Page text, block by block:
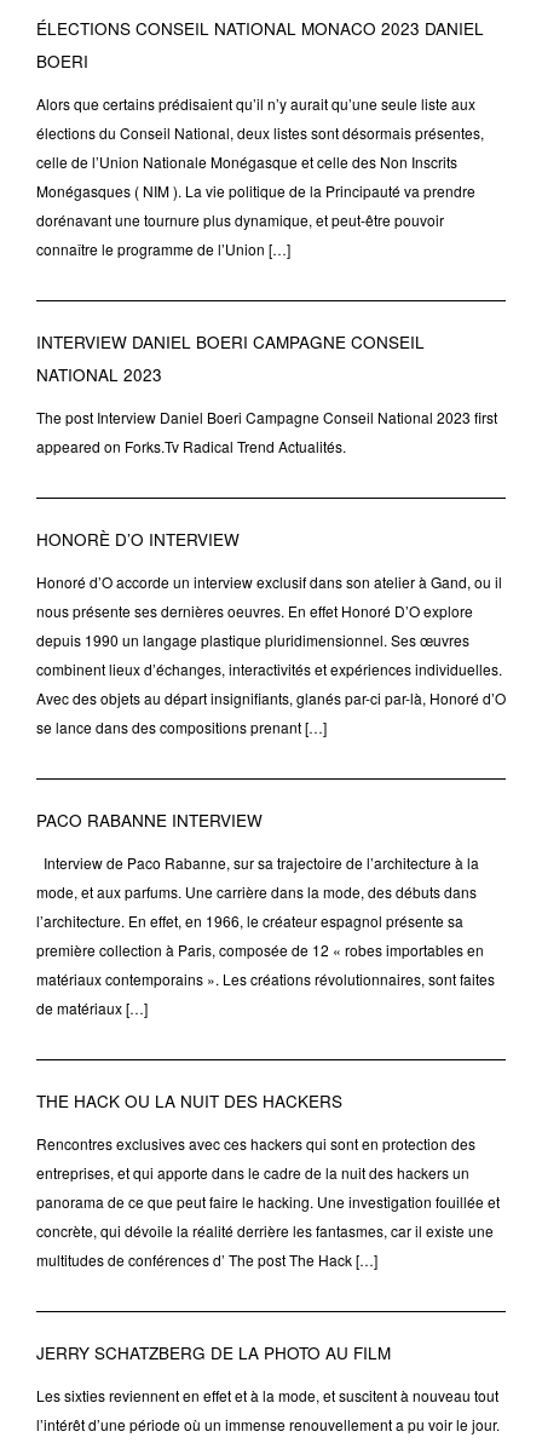
ÉLECTIONS CONSEIL NATIONAL MONACO 2023 DANIEL
BOERI
Alors que certains prédisaient qu’il n’y aurait qu’une seule liste aux
élections du Conseil National, deux listes sont désormais présentes,
celle de l’Union Nationale Monégasque et celle des Non Inscrits
Monégasques ( NIM ). La vie politique de la Principauté va prendre
dorénavant une tournure plus dynamique, et peut-être pouvoir
connaître le programme de l’Union […]
INTERVIEW DANIEL BOERI CAMPAGNE CONSEIL
NATIONAL 2023
The post Interview Daniel Boeri Campagne Conseil National 2023 first
appeared on Forks.Tv Radical Trend Actualités.
HONORÈ D’O INTERVIEW
Honoré d’O accorde un interview exclusif dans son atelier à Gand, ou il
nous présente ses dernières oeuvres. En effet Honoré D’O explore
depuis 1990 un langage plastique pluridimensionnel. Ses œuvres
combinent lieux d’échanges, interactivités et expériences individuelles.
Avec des objets au départ insignifiants, glanés par-ci par-là, Honoré d’O
se lance dans des compositions prenant […]
PACO RABANNE INTERVIEW
Interview de Paco Rabanne, sur sa trajectoire de l’architecture à la
mode, et aux parfums. Une carrière dans la mode, des débuts dans
l’architecture. En effet, en 1966, le créateur espagnol présente sa
première collection à Paris, composée de 12 « robes importables en
matériaux contemporains ». Les créations révolutionnaires, sont faites
de matériaux […]
THE HACK OU LA NUIT DES HACKERS
Rencontres exclusives avec ces hackers qui sont en protection des
entreprises, et qui apporte dans le cadre de la nuit des hackers un
panorama de ce que peut faire le hacking. Une investigation fouillée et
concrète, qui dévoile la réalité derrière les fantasmes, car il existe une
multitudes de conférences d’ The post The Hack […]
JERRY SCHATZBERG DE LA PHOTO AU FILM
Les sixties reviennent en effet et à la mode, et suscitent à nouveau tout
l’intérêt d’une période où un immense renouvellement a pu voir le jour.